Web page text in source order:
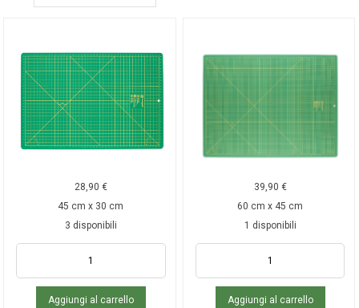
28,90 €
45 cm x 30 cm
3 disponibili
Aggiungi al carrello
39,90 €
60 cm x 45 cm
1 disponibili
Aggiungi al carrello